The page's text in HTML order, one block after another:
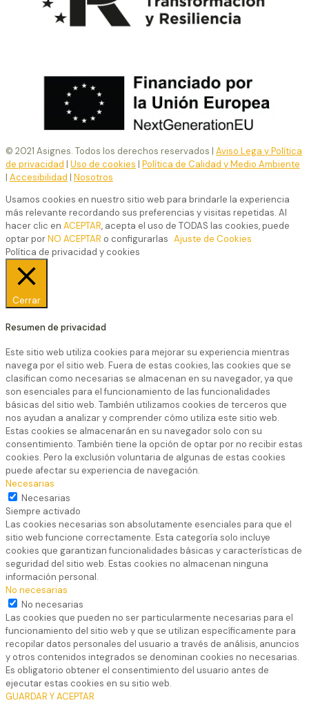
© 2021 Asignes. Todos los derechos reservados | Aviso Lega y Política
de privacidad | Uso de cookies | Política de Calidad y Medio Ambiente
| Accesibilidad | Nosotros
Usamos cookies en nuestro sitio web para brindarle la experiencia
más relevante recordando sus preferencias y visitas repetidas. Al
hacer clic en ACEPTAR, acepta el uso de TODAS las cookies, puede
optar porNO ACEPTAR o configurarlas Ajuste de Cookies
Política de privacidad y cookies
Cerrar
Resumen de privacidad
Este sitio web utiliza cookies para mejorar su experiencia mientras
navega por el sitio web. Fuera de estas cookies, las cookies que se
clasifican como necesarias se almacenan en su navegador, ya que
son esenciales para el funcionamiento de las funcionalidades
básicas del sitio web. También utilizamos cookies de terceros que
nos ayudan a analizar y comprender cómo utiliza este sitio web.
Estas cookies se almacenarán en su navegador solo con su
consentimiento. También tiene la opción de optar por no recibir estas
cookies. Pero la exclusión voluntaria de algunas de estas cookies
puede afectar su experiencia de navegación.
Necesarias
Necesarias
Siempre activado
Las cookies necesarias son absolutamente esenciales para que el
sitio web funcione correctamente. Esta categoría solo incluye
cookies que garantizan funcionalidades básicas y características de
seguridad del sitio web. Estas cookies no almacenan ninguna
información personal.
No necesarias
No necesarias
Las cookies que pueden no ser particularmente necesarias para el
funcionamiento del sitio web y que se utilizan específicamente para
recopilar datos personales del usuario a través de análisis, anuncios
y otros contenidos integrados se denominan cookies no necesarias.
Es obligatorio obtener el consentimiento del usuario antes de
ejecutar estas cookies en su sitio web.
GUARDAR Y ACEPTAR